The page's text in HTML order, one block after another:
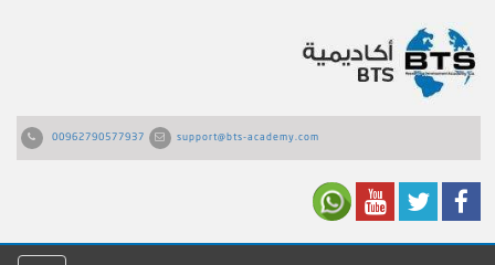
00962790577937 support@bts-academy.com